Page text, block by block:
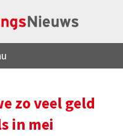
zo veel geld
in mei